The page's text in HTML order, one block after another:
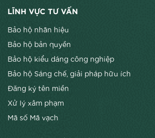
LĨNH VỰC TƯ VẤN
Bảo hộ nhãn hiệu
Bảo hộ bản quyền
Bảo hộ kiểu dáng công nghiệp
Bảo hộ Sáng chế, giải pháp hữu ích
Đăng ký tên miền
Xử lý xâm phạm
Mã số Mã vạch